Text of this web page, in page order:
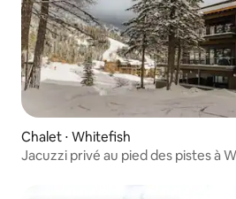
Chalet ⋅ Whitefish
Jacuzzi privé au pied des pistes à